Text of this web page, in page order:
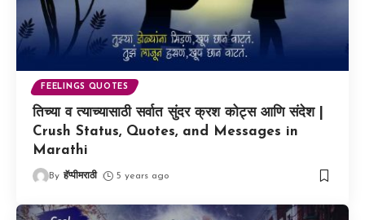
FEELINGS QUOTES
तिच्या व त्याच्यासाठी सर्वात सुंदर क्रश कोट्स आणि संदेश |
Crush Status, Quotes, and Messages in
Marathi
By हॅप्पीमराठी 5 years ago